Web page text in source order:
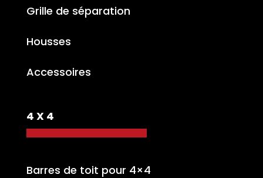
Grille de séparation
Housses
Accessoires
4 X 4
Barres de toit pour 4×4